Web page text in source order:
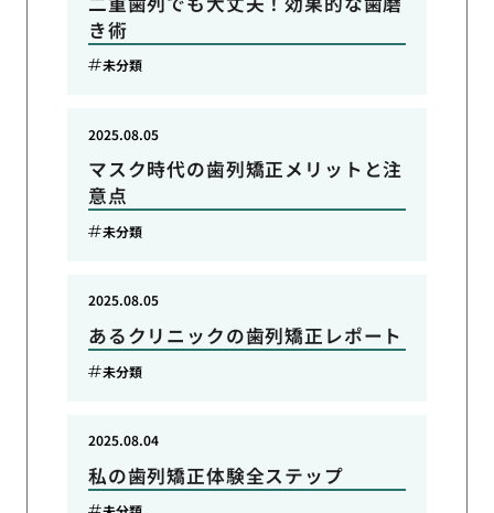
き術
未分類
マスク時代の歯列矯正メリットと注
意点
2025.08.05
未分類
あるクリニックの歯列矯正レポート
2025.08.05
未分類
私の歯列矯正体験全ステップ
2025.08.04